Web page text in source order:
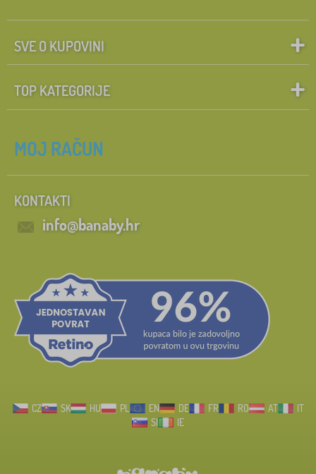
SVE O KUPOVINI
TOP KATEGORIJE
MOJ RAČUN
KONTAKTI
info@banaby.hr
CZ SK HU PL EN DE FR RO AT
IT
SI
IE